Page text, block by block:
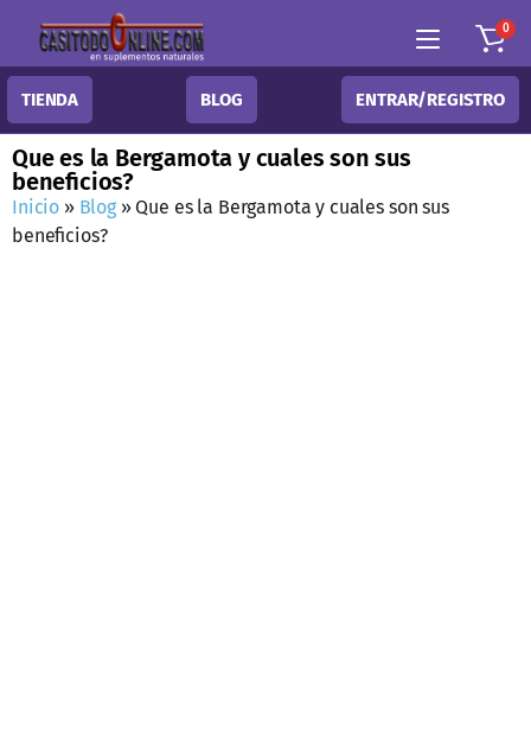
0
TIENDA BLOG ENTRAR/REGISTRO
Que es la Bergamota y cuales son sus
beneficios?
Inicio » Blog»Que es la Bergamota y cuales son sus
beneficios?